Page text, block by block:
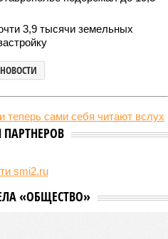
без транспортного сообщения
и дорожного хозяйства Республики
Дагестан обнародовало
последствий мощных
на 13 июля, дорожным
транспортное сообщение
автомобильных дорог,